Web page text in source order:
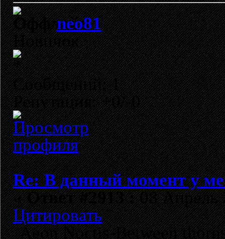
neo81
Новичок
Сообщений: 1
Репутация: +0/-0
Re: В данный момент у
«Ответ #2913 :08 Апрель
Цитировать
Aeon Noctis-Between